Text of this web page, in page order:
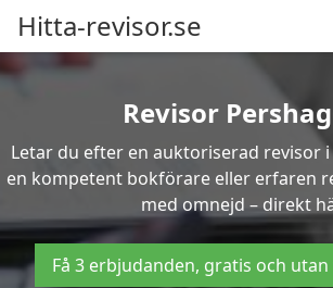
Hitta-revisor.se
Revisor
Letar du efter en auktoriserad revisor i
en kompetent bokförare eller erfaren
med omnejd – direkt
Få 3 erbjudanden, gratis och